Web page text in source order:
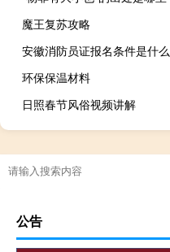
魔王复苏攻略
安徽消防员证报名条件是什么
环保保温材料
日照春节风俗视频讲解
公告